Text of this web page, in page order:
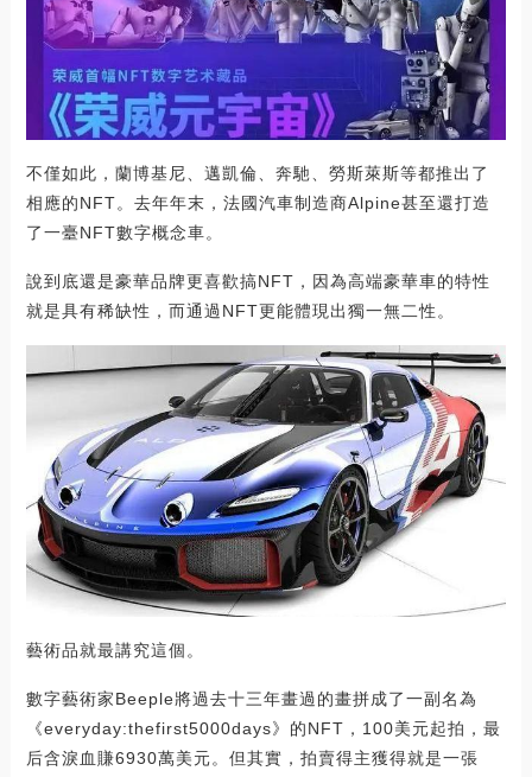
不僅如此，蘭博基尼、邁凱倫、奔馳、勞斯萊斯等都推出了
相應的NFT。去年年末，法國汽車制造商Alpine甚至還打造
了一臺NFT數字概念車。
說到底還是豪華品牌更喜歡搞NFT，因為高端豪華車的特性
就是具有稀缺性，而通過NFT更能體現出獨一無二性。
藝術品就最講究這個。
數字藝術家Beeple將過去十三年畫過的畫拼成了一副名為
《everyday:thefirst5000days》的NFT，100美元起拍，最
后含淚血賺6930萬美元。但其實，拍賣得主獲得就是一張